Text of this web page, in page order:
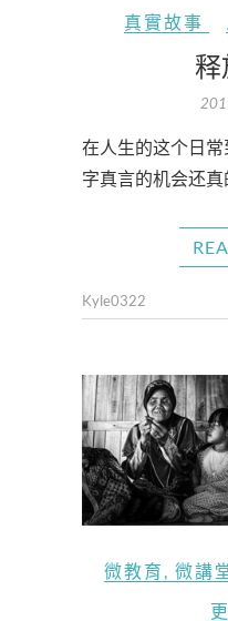
真實故事
在人生的这个日
字真言的机会还
Kyle0322
微教育 微講